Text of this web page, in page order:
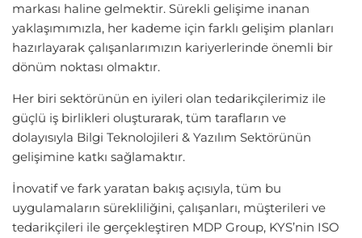
markası haline gelmektir. Sürekli gelişime inanan
yaklaşımımızla, her kademe için farklı gelişim planları
hazırlayarak çalışanlarımızın kariyerlerinde önemli bir
dönüm noktası olmaktır.
Her biri sektörünün en iyileri olan tedarikçilerimiz ile
güçlü iş birlikleri oluşturarak, tüm tarafların ve
dolayısıyla Bilgi Teknolojileri & Yazılım Sektörünün
gelişimine katkı sağlamaktır.
İnovatif ve fark yaratan bakış açısıyla, tüm bu
uygulamaların sürekliliğini, çalışanları, müşterileri ve
tedarikçileri ile gerçekleştiren MDP Group, KYS’nin ISO